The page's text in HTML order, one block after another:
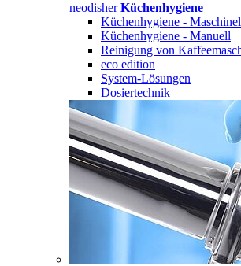
neodisherKüchenhygiene
Küchenhygiene -
Küchenhygiene - Manuell
Reinigung von
eco edition
System-Lösungen
Dosiertechnik